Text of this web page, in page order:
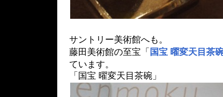
サントリー美術館へも。
藤田美術館の至宝「 国宝 曜変天目茶
ています。
「国宝 曜変天目茶碗」